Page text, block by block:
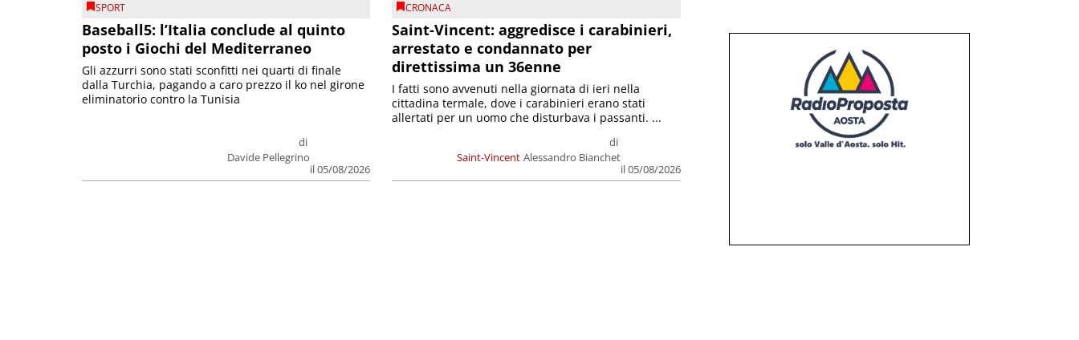
SPORT
Baseball5: l’Italia conclude al quinto
posto i Giochi del Mediterraneo
di
Davide Pellegrino
il 05/08/2026
Gli azzurri sono stati sconfitti nei quarti di finale
dalla Turchia, pagando a caro prezzo il ko nel girone
eliminatorio contro la Tunisia
CRONACA
Saint-Vincent: aggredisce i carabinieri,
arrestato e condannato per
direttissima un 36enne
Saint-Vincent
di
Alessandro Bianchet
il 05/08/2026
I fatti sono avvenuti nella giornata di ieri nella
cittadina termale, dove i carabinieri erano stati
allertati per un uomo che disturbava i passanti. ...